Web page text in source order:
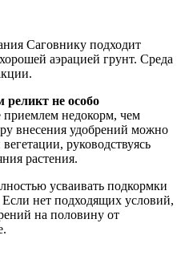
Саговнику подходит
аэрацией грунт. Среда
не особо
приемлем недокорм, чем
внесения удобрений можно
руководствуясь
растения.
усваивать подкормки
нет подходящих условий,
на половину от